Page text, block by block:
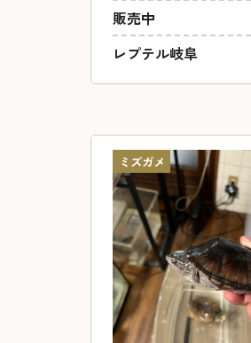
販売中
レプテル岐阜
ミズガメ